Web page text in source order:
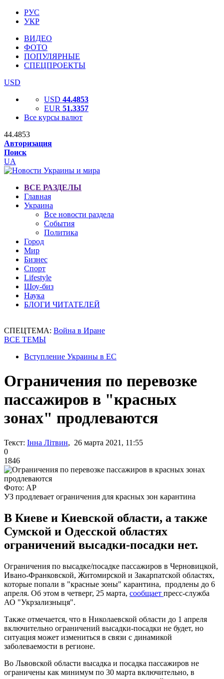
РУС
УКР
ВИДЕО
ФОТО
ПОПУЛЯРНЫЕ
СПЕЦПРОЕКТЫ
USD
USD 44.4853
EUR 51.3357
Все курсы валют
44.4853
Авторизация
Поиск
UA
ВСЕ РАЗДЕЛЫ
Главная
Украина
Все новости раздела
События
Политика
Город
Мир
Бизнес
Спорт
Lifestyle
Шоу-биз
Наука
БЛОГИ ЧИТАТЕЛЕЙ
СПЕЦТЕМА: Война в Иране
ВСЕ ТЕМЫ
Вступление Украины в ЕС
Ограничения по перевозке
пассажиров в "красных
зонах" продлеваются
Текст: Інна Літвин, 26 марта 2021, 11:55
0
1846
Фото: АР
УЗ продлевает ограничения для красных зон карантина
В Киеве и Киевской области, а также
Сумской и Одесской областях
ограничений высадки-посадки нет.
Ограничения по высадке/посадке пассажиров в Черновицкой,
Ивано-Франковской, Житомирской и Закарпатской областях,
которые попали в "красные зоны" карантина, продлены до 6
апреля. Об этом в четверг, 25 марта, сообщает пресс-служба
АО "Укрзализныця".
Также отмечается, что в Николаевской области до 1 апреля
включительно ограничений высадки-посадки не будет, но
ситуация может измениться в связи с динамикой
заболеваемости в регионе.
Во Львовской области высадка и посадка пассажиров не
ограничены как минимум по 30 марта включительно, в